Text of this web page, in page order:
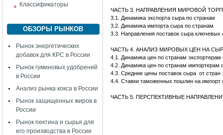
Классификаторы
ОБЗОРЫ РЫНКОВ
Рынок энергетических
добавок для КРС в России
Рынок гуминовых удобрений
в России
Анализ рынка кокса в России
Рынок защищенных жиров в
России
Рынок пектина и сырья для
его производства в России
ЧАСТЬ 3. НАПРАВЛЕНИЯ МИРОВОЙ
3.1. Динамика экспорта сыра по странам
3.2. Динамика импорта сыра по странам
3.3. Направления поставок сыра ключевых
ЧАСТЬ 4. АНАЛИЗ МИРОВЫХ ЦЕН НА СЫР
4.1. Динамика цен по странам экспортерам
4.2. Динамика цен по странам импортерам
4.3. Средние цены поставок сыра от стран
4.4. Ставки таможенных пошлин на
ЧАСТЬ 5. ПЕРСПЕКТИВНЫЕ